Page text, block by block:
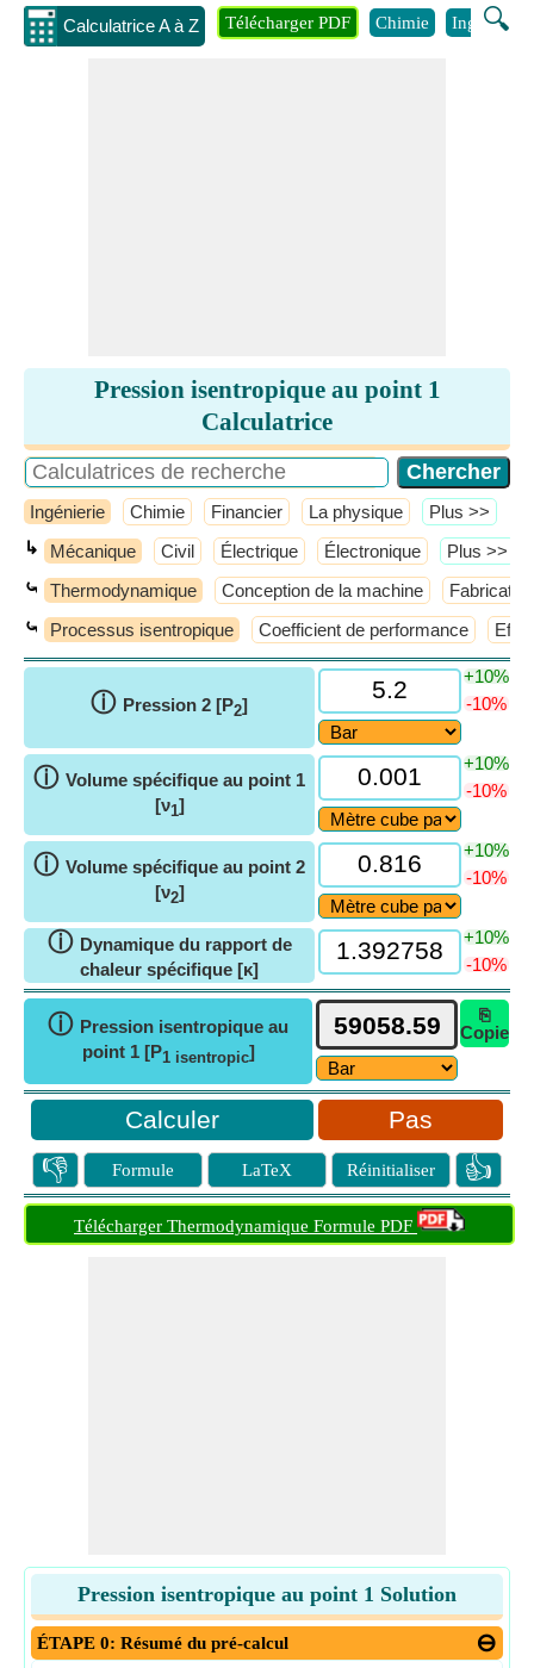
Calculatrice A à Z 🔍
Télécharger PDF Chimie Ingénierie
Pression isentropique au point 1
Calculatrice
Ingénierie Chimie Financier La physique ​Plus >>
↳ Mécanique Civil Électrique Électronique ​Plus >>
⤿ Thermodynamique Conception de la machine Fabrication
⤿ Processus isentropique Coefficient de performance
ⓘ Pression 2 [P2]
+10%
-10%
ⓘ Volume spécifique au point 1
[ν1]
+10%
-10%
ⓘ Volume spécifique au point 2
[ν2]
+10%
-10%
ⓘ Dynamique du rapport de
chaleur spécifique [κ]
+10%
-10%
ⓘ Pression isentropique au
point 1 [P1 isentropic]
⎘
Copie
Pas
👎 Formule LaTeX Réinitialiser 👍
Télécharger Thermodynamique Formule PDF
Pression isentropique au point 1 Solution
ÉTAPE 0: Résumé du pré-calcul